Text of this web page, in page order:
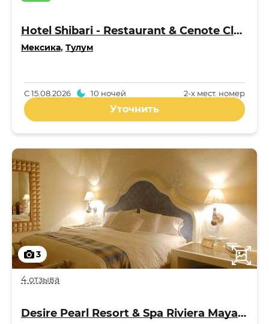
Hotel Shibari - Restaurant & Cenote Club 5*
Мексика, Тулум
2-x мест. номер
С15.08.2026 10 ночей
Уточнить
3
4 отзыва
Desire Pearl Resort & Spa Riviera Maya 5*